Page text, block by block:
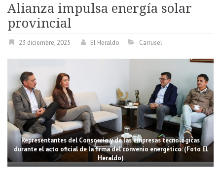
Alianza impulsa energía solar
provincial
23 diciembre, 2025 El Heraldo Carrusel
Representantes del Consorcio y de las empresas tecnológicas
durante el acto oficial de la firma del convenio energético. (Foto El
Heraldo)